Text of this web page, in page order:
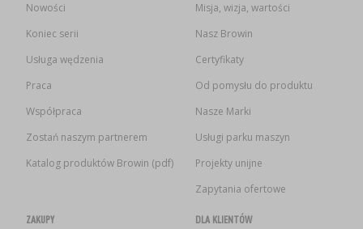
Nowości
Koniec serii
Usługa wędzenia
Praca
Współpraca
Zostań naszym partnerem
Katalog produktów Browin (pdf)
Misja, wizja, wartości
Nasz Browin
Certyfikaty
Od pomysłu do produktu
Nasze Marki
Usługi parku maszyn
Projekty unijne
Zapytania ofertowe
ZAKUPY DLA KLIENTÓW